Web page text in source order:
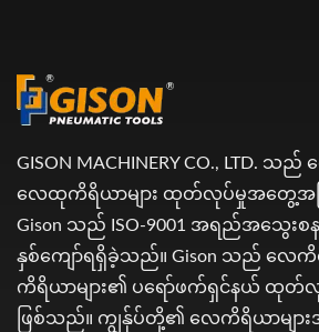
GISON MACHINERY CO., LTD. သ
လေထုကိရိယာများ ထုတ်လုပ်မှုအတွေ့အကြုံ
Gison သည် ISO-9001 အရည်အသွေ
နှစ်ကျော်ရရှိခဲ့သည်။ Gison သည် လေကိ
ကိရိယာများ၏ ပရော်ဖက်ရှင်နယ် ထုတ်
ဖြစ်သည်။ ကျွန်ုပ်တို့၏ လေကိရိယာများ